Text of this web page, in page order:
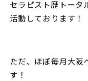
セラピスト歴トータ
活動しております！
ただ、ほぼ毎月大阪
す！